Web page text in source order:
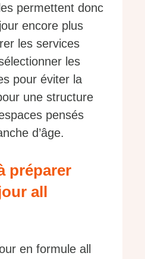
permettent donc
encore plus
les services
les
pour éviter la
une structure
pensés
d’âge.
préparer
all
en formule all